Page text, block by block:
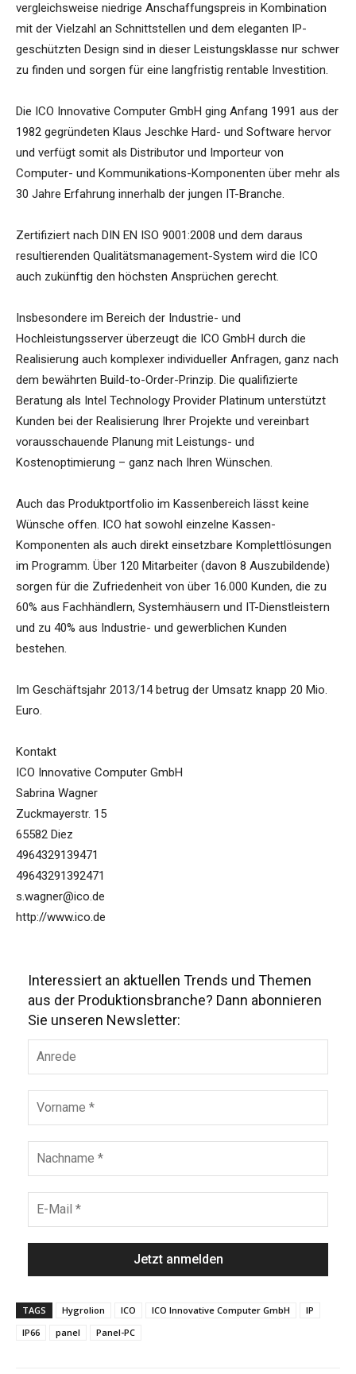
vergleichsweise niedrige Anschaffungspreis in Kombination
mit der Vielzahl an Schnittstellen und dem eleganten IP-
geschützten Design sind in dieser Leistungsklasse nur schwer
zu finden und sorgen für eine langfristig rentable Investition.
Die ICO Innovative Computer GmbH ging Anfang 1991 aus der
1982 gegründeten Klaus Jeschke Hard- und Software hervor
und verfügt somit als Distributor und Importeur von
Computer- und Kommunikations-Komponenten über mehr als
30 Jahre Erfahrung innerhalb der jungen IT-Branche.
Zertifiziert nach DIN EN ISO 9001:2008 und dem daraus
resultierenden Qualitätsmanagement-System wird die ICO
auch zukünftig den höchsten Ansprüchen gerecht.
Insbesondere im Bereich der Industrie- und
Hochleistungsserver überzeugt die ICO GmbH durch die
Realisierung auch komplexer individueller Anfragen, ganz nach
dem bewährten Build-to-Order-Prinzip. Die qualifizierte
Beratung als Intel Technology Provider Platinum unterstützt
Kunden bei der Realisierung Ihrer Projekte und vereinbart
vorausschauende Planung mit Leistungs- und
Kostenoptimierung – ganz nach Ihren Wünschen.
Auch das Produktportfolio im Kassenbereich lässt keine
Wünsche offen. ICO hat sowohl einzelne Kassen-
Komponenten als auch direkt einsetzbare Komplettlösungen
im Programm. Über 120 Mitarbeiter (davon 8 Auszubildende)
sorgen für die Zufriedenheit von über 16.000 Kunden, die zu
60% aus Fachhändlern, Systemhäusern und IT-Dienstleistern
und zu 40% aus Industrie- und gewerblichen Kunden
bestehen.
Im Geschäftsjahr 2013/14 betrug der Umsatz knapp 20 Mio.
Euro.
Kontakt
ICO Innovative Computer GmbH
Sabrina Wagner
Zuckmayerstr. 15
65582 Diez
4964329139471
49643291392471
s.wagner@ico.de
http://www.ico.de
Interessiert an aktuellen Trends und Themen
aus der Produktionsbranche? Dann abonnieren
Sie unseren Newsletter:
TAGS Hygrolion ICO ICO Innovative Computer GmbH
IP
IP66
panel Panel-PC